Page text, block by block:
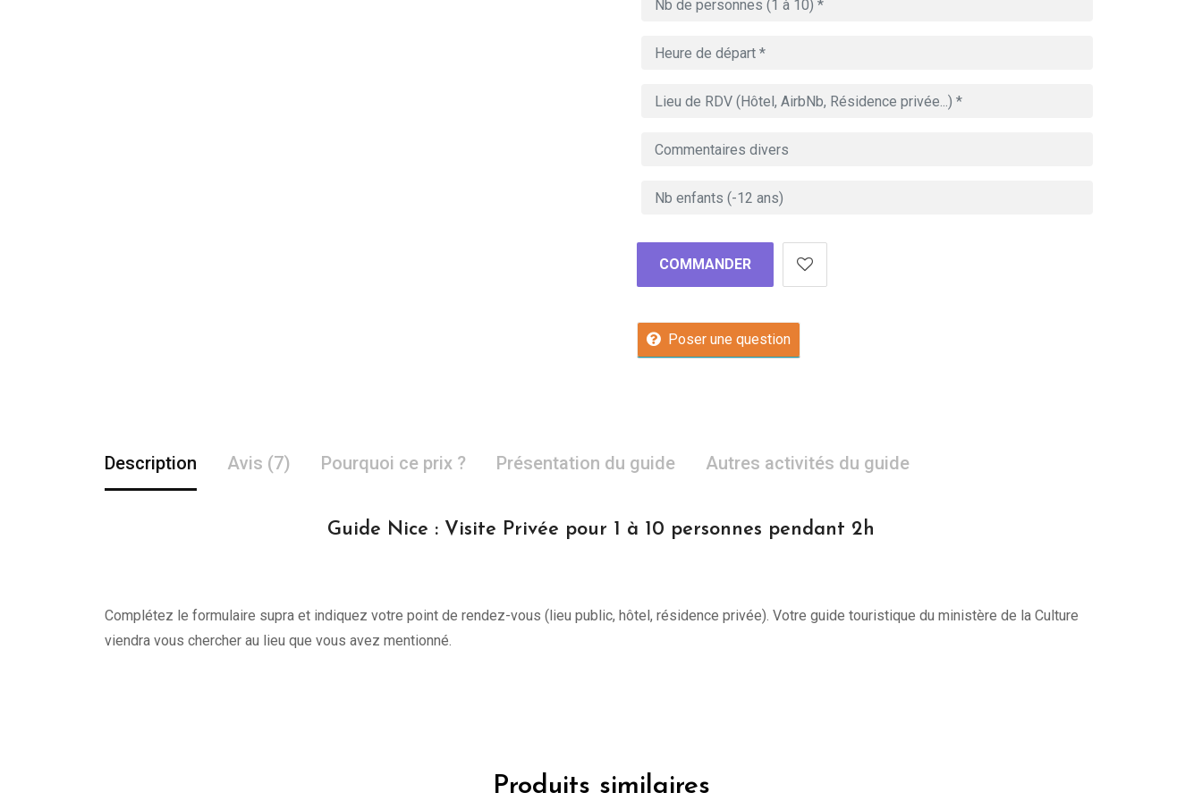
COMMANDER
Poser une question
Description Avis (7) Pourquoi ce prix ? Présentation du guide Autres activités du guide
Guide Nice : Visite Privée pour 1 à 10 personnes pendant 2h
Complétez le formulaire supra et indiquez votre point de rendez-vous (lieu public, hôtel, résidence privée). Votre guide touristique du ministère de la Culture
viendra vous chercher au lieu que vous avez mentionné.
Produits similaires